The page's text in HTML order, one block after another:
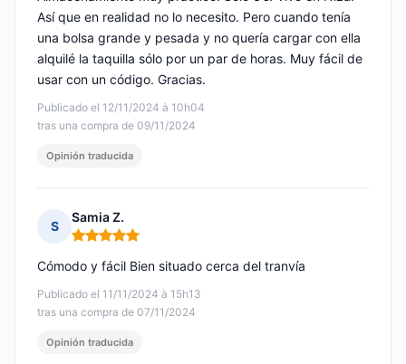
Publicado el 12/11/2024 à 10h04
tras una compra de 09/11/2024
Así que en realidad no lo necesito. Pero cuando tenía
una bolsa grande y pesada y no quería cargar con ella
alquilé la taquilla sólo por un par de horas. Muy fácil de
usar con un código. Gracias.
Opinión traducida
S
Samia Z.
Nota: 5 de 5
Publicado el 11/11/2024 à 15h13
tras una compra de 07/11/2024
Cómodo y fácil Bien situado cerca del tranvía
Opinión traducida